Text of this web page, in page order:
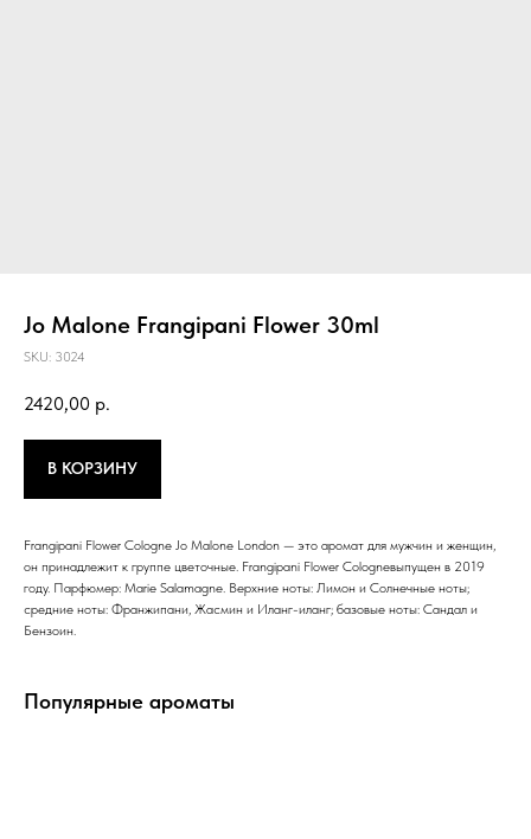
Jo Malone Frangipani Flower 30ml
SKU: 3024
2420,00 р.
В КОРЗИНУ
Frangipani Flower Cologne Jo Malone London — это аромат для мужчин и женщин,
он принадлежит к группе цветочные. Frangipani Flower Cologneвыпущен в 2019
году. Парфюмер: Marie Salamagne. Верхние ноты: Лимон и Солнечные ноты;
средние ноты: Франжипани, Жасмин и Иланг-иланг; базовые ноты: Сандал и
Бензоин.
Популярные ароматы